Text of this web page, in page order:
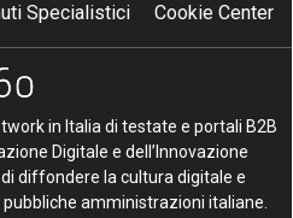
Specialistici
Cookie Center
in Italia di testate e portali B2B
Digitale e dell’Innovazione
diffondere la cultura digitale e
amministrazioni italiane.